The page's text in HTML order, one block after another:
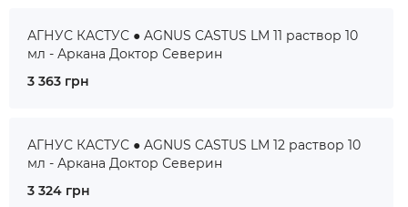
АГНУС КАСТУС ● AGNUS CASTUS LM 11 раствор 10
мл - Аркана Доктор Северин
3 363 грн
АГНУС КАСТУС ● AGNUS CASTUS LM 12 раствор 10
мл - Аркана Доктор Северин
3 324 грн